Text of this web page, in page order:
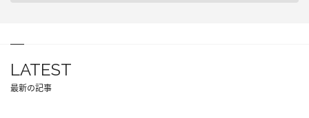
LATEST
最新の記事